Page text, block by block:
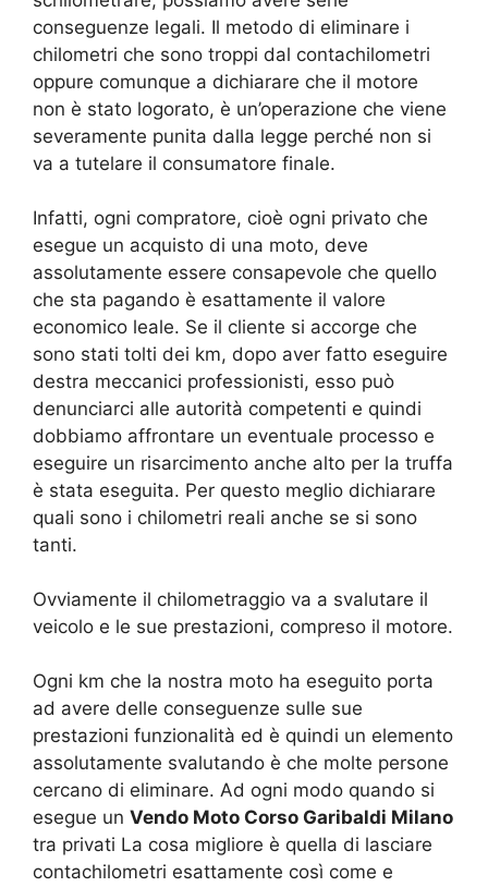
conseguenze legali. Il metodo di eliminare i
chilometri che sono troppi dal contachilometri
oppure comunque a dichiarare che il motore
non è stato logorato, è un’operazione che viene
severamente punita dalla legge perché non si
va a tutelare il consumatore finale.
Infatti, ogni compratore, cioè ogni privato che
esegue un acquisto di una moto, deve
assolutamente essere consapevole che quello
che sta pagando è esattamente il valore
economico leale. Se il cliente si accorge che
sono stati tolti dei km, dopo aver fatto eseguire
destra meccanici professionisti, esso può
denunciarci alle autorità competenti e quindi
dobbiamo affrontare un eventuale processo e
eseguire un risarcimento anche alto per la truffa
è stata eseguita. Per questo meglio dichiarare
quali sono i chilometri reali anche se si sono
tanti.
Ovviamente il chilometraggio va a svalutare il
veicolo e le sue prestazioni, compreso il motore.
Ogni km che la nostra moto ha eseguito porta
ad avere delle conseguenze sulle sue
prestazioni funzionalità ed è quindi un elemento
assolutamente svalutando è che molte persone
cercano di eliminare. Ad ogni modo quando si
esegue un Vendo Moto Corso Garibaldi Milano
tra privati La cosa migliore è quella di lasciare
contachilometri esattamente così come e